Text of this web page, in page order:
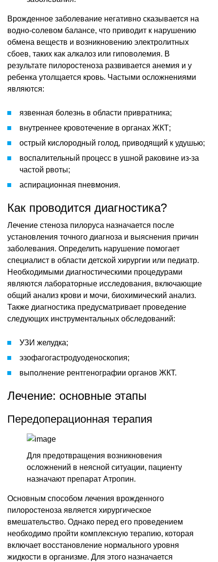
Врожденное заболевание негативно сказывается на
водно-солевом балансе, что приводит к нарушению
обмена веществ и возникновению электролитных
сбоев, таких как алкалоз или гиповолемия. В
результате пилоростеноза развивается анемия и у
ребенка утолщается кровь. Частыми осложнениями
являются:
язвенная болезнь в области привратника;
внутреннее кровотечение в органах ЖКТ;
острый кислородный голод, приводящий к удушью;
воспалительный процесс в ушной раковине из-за
частой рвоты;
аспирационная пневмония.
Как проводится диагностика?
Лечение стеноза пилоруса назначается после
установления точного диагноза и выяснения причин
заболевания. Определить нарушение помогает
специалист в области детской хирургии или педиатр.
Необходимыми диагностическими процедурами
являются лабораторные исследования, включающие
общий анализ крови и мочи, биохимический анализ.
Также диагностика предусматривает проведение
следующих инструментальных обследований:
УЗИ желудка;
эзофагогастродуоденоскопия;
выполнение рентгенографии органов ЖКТ.
Лечение: основные этапы
Передоперационная терапия
Для предотвращения возникновения
осложнений в неясной ситуации, пациенту
назначают препарат Атропин.
Основным способом лечения врожденного
пилоростеноза является хирургическое
вмешательство. Однако перед его проведением
необходимо пройти комплексную терапию, которая
включает восстановление нормального уровня
жидкости в организме. Для этого назначается